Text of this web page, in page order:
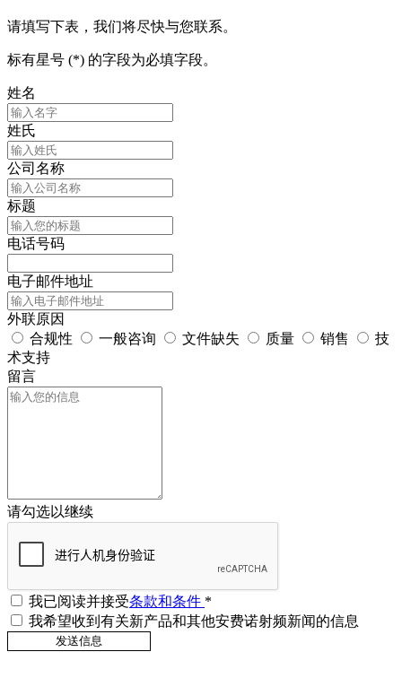
请填写下表，我们将尽快与您联系。
标有星号 (*) 的字段为必填字段。
姓名
姓氏
公司名称
标题
电话号码
电子邮件地址
外联原因
合规性
一般咨询 文件缺失 质量 销售
技
术支持
留言
请勾选以继续
我已阅读并接受条款和条件 *
我希望收到有关新产品和其他安费诺射频新闻的信息